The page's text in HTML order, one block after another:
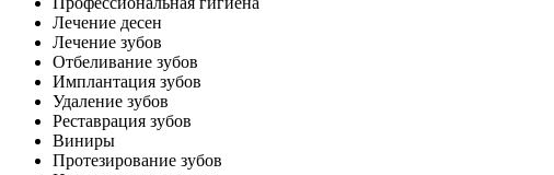
Лечение десен
Лечение зубов
Отбеливание зубов
Имплантация зубов
Удаление зубов
Реставрация зубов
Виниры
Протезирование зубов